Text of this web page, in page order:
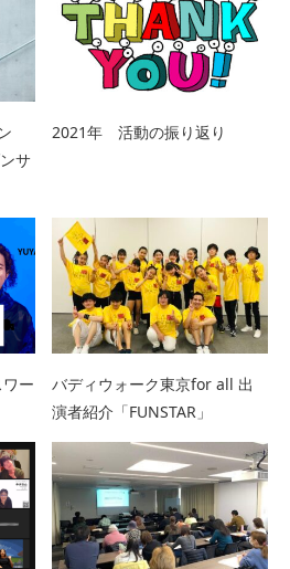
サ
2021年 活動の振り返り
ー
バディウォーク東京for all 出
演者紹介「FUNSTAR」